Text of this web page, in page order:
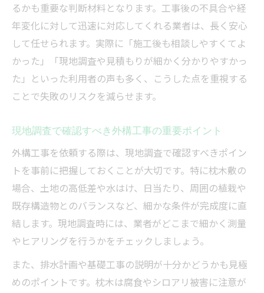
るかも重要な判断材料となります。工事後の不具合や経
年変化に対して迅速に対応してくれる業者は、長く安心
して任せられます。実際に「施工後も相談しやすくてよ
かった」「現地調査や見積もりが細かく分かりやすかっ
た」といった利用者の声も多く、こうした点を重視する
ことで失敗のリスクを減らせます。
現地調査で確認すべき外構工事の重要ポイント
外構工事を依頼する際は、現地調査で確認すべきポイン
トを事前に把握しておくことが大切です。特に枕木敷の
場合、土地の高低差や水はけ、日当たり、周囲の植栽や
既存構造物とのバランスなど、細かな条件が完成度に直
結します。現地調査時には、業者がどこまで細かく測量
やヒアリングを行うかをチェックしましょう。
また、排水計画や基礎工事の説明が十分かどうかも見極
めのポイントです。枕木は腐食やシロアリ被害に注意が